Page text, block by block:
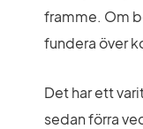
framme. Om
fundera över
Det har ett
sedan förra